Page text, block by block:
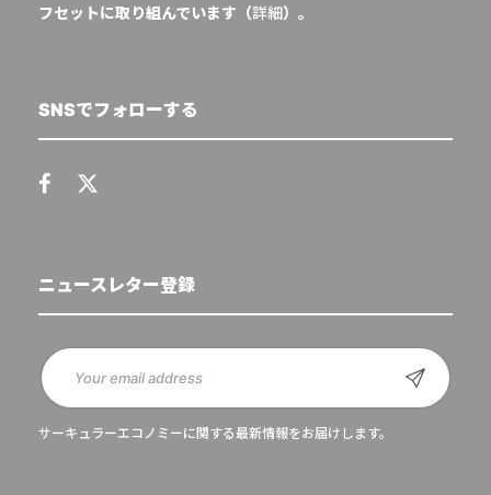
フセットに取り組んでいます（詳細）。
SNSでフォローする
ニュースレター登録
サーキュラーエコノミーに関する最新情報をお届けします。